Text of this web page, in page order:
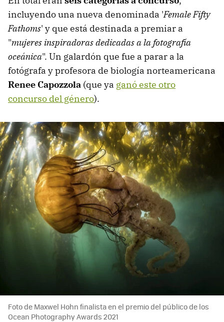
incluyendo una nueva denominada 'Female Fifty
Fathoms' y que está destinada a premiar a
"mujeres inspiradoras dedicadas a la fotografía
oceánica". Un galardón que fue a parar a la
fotógrafa y profesora de biología norteamericana
Renee Capozzola (que ya ganó este otro
concurso del género).
Foto de Maxwel Hohn finalista en el premio del público de los
Ocean Photography Awards 2021